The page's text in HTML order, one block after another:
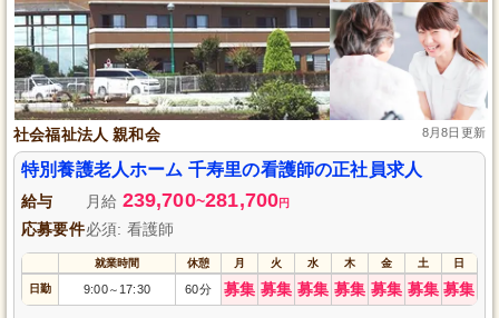
社会福祉法人 親和会 8月8日更新
特別養護老人ホーム 千寿里の看護師の正社員求人
給与 月給 239,700~281,700円
応募要件必須: 看護師
就業時間 休憩 月 火 水 木 金 土 日
日勤 9:00～ 17:30 60分 募集 募集 募集 募集 募集 募集 募集